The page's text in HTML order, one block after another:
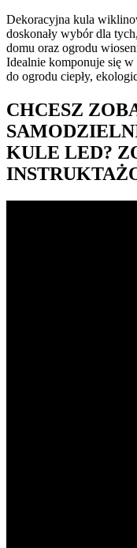
Dekoracyjna kula
doskonały wybór dla
domu oraz ogrodu
Idealnie komponuje się
do ogrodu ciepły,
CHCESZ
KULE LED?